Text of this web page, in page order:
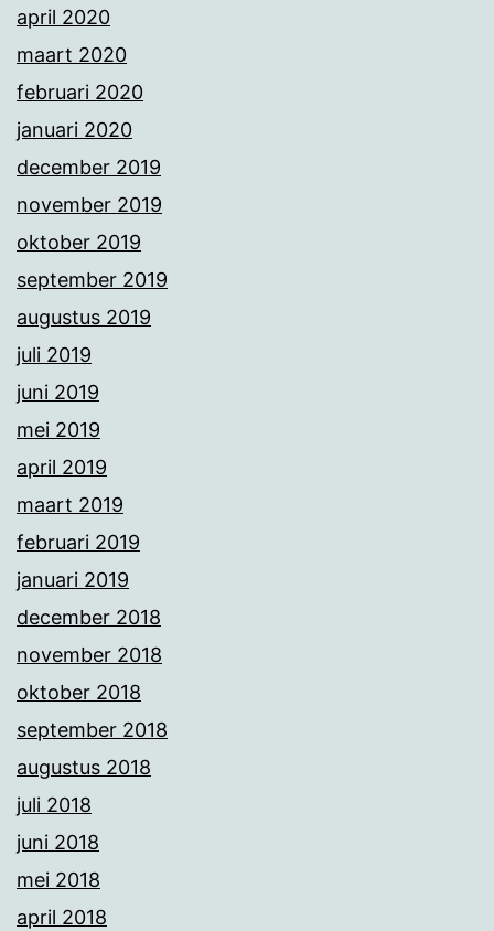
april 2020
maart 2020
februari 2020
januari 2020
december 2019
november 2019
oktober 2019
september 2019
augustus 2019
juli 2019
juni 2019
mei 2019
april 2019
maart 2019
februari 2019
januari 2019
december 2018
november 2018
oktober 2018
september 2018
augustus 2018
juli 2018
juni 2018
mei 2018
april 2018